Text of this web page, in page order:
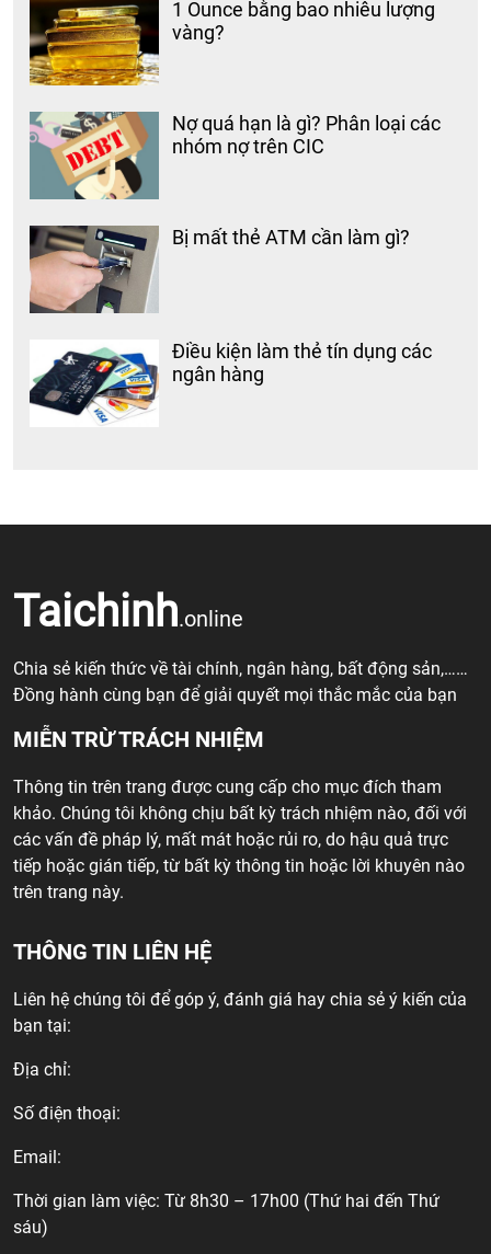
1 Ounce bằng bao nhiêu lượng
vàng?
Nợ quá hạn là gì? Phân loại các
nhóm nợ trên CIC
Bị mất thẻ ATM cần làm gì?
Điều kiện làm thẻ tín dụng các
ngân hàng
Taichinh.online
Chia sẻ kiến thức về tài chính, ngân hàng, bất động sản,……
Đồng hành cùng bạn để giải quyết mọi thắc mắc của bạn
MIỄN TRỪ TRÁCH NHIỆM
Thông tin trên trang được cung cấp cho mục đích tham
khảo. Chúng tôi không chịu bất kỳ trách nhiệm nào, đối với
các vấn đề pháp lý, mất mát hoặc rủi ro, do hậu quả trực
tiếp hoặc gián tiếp, từ bất kỳ thông tin hoặc lời khuyên nào
trên trang này.
THÔNG TIN LIÊN HỆ
Liên hệ chúng tôi để góp ý, đánh giá hay chia sẻ ý kiến của
bạn tại:
Địa chỉ:
Số điện thoại:
Email:
Thời gian làm việc: Từ 8h30 – 17h00 (Thứ hai đến Thứ
sáu)